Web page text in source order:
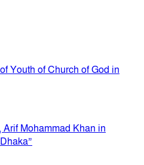
Youth of Church of God in
Mohammad Khan in